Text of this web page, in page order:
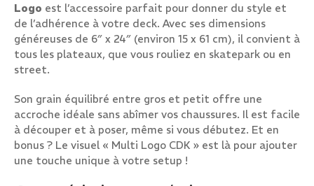
Logo est l’accessoire parfait pour donner du style et
de l’adhérence à votre deck. Avec ses dimensions
généreuses de 6″ x 24″ (environ 15 x 61 cm), il convient à
tous les plateaux, que vous rouliez en skatepark ou en
street.
Son grain équilibré entre gros et petit offre une
accroche idéale sans abîmer vos chaussures. Il est facile
à découper et à poser, même si vous débutez. Et en
bonus ? Le visuel « Multi Logo CDK » est là pour ajouter
une touche unique à votre setup !